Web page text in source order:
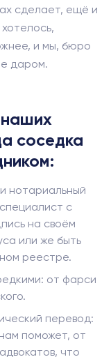
сделает, ещё и
и мы, бюро
даром.
соседка
нотариальный
с
на своём
или же быть
реестре.
от фарси
перевод:
поможет, от
что